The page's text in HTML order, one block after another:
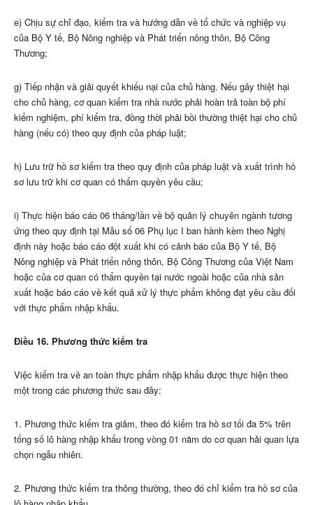
e) Chịu sự chỉ đạo, kiểm tra và hướng dẫn về tổ chức và nghiệp vụ
của Bộ Y tế, Bộ Nông nghiệp và Phát triển nông thôn, Bộ Công
Thương;
g) Tiếp nhận và giải quyết khiếu nại của chủ hàng. Nếu gây thiệt hại
cho chủ hàng, cơ quan kiểm tra nhà nước phải hoàn trả toàn bộ phí
kiểm nghiệm, phí kiểm tra, đồng thời phải bồi thường thiệt hại cho chủ
hàng (nếu có) theo quy định của pháp luật;
h) Lưu trữ hồ sơ kiểm tra theo quy định của pháp luật và xuất trình hồ
sơ lưu trữ khi cơ quan có thẩm quyền yêu cầu;
i) Thực hiện báo cáo 06 tháng/lần về bộ quản lý chuyên ngành tương
ứng theo quy định tại Mẫu số 06 Phụ lục I ban hành kèm theo Nghị
định này hoặc báo cáo đột xuất khi có cảnh báo của Bộ Y tế, Bộ
Nông nghiệp và Phát triển nông thôn, Bộ Công Thương của Việt Nam
hoặc của cơ quan có thẩm quyền tại nước ngoài hoặc của nhà sản
xuất hoặc báo cáo về kết quả xử lý thực phẩm không đạt yêu cầu đối
với thực phẩm nhập khẩu.
Điều 16. Phương thức kiểm tra
Việc kiểm tra về an toàn thực phẩm nhập khẩu được thực hiện theo
một trong các phương thức sau đây:
1. Phương thức kiểm tra giảm, theo đó kiểm tra hồ sơ tối đa 5% trên
tổng số lô hàng nhập khẩu trong vòng 01 năm do cơ quan hải quan lựa
chọn ngẫu nhiên.
2. Phương thức kiểm tra thông thường, theo đó chỉ kiểm tra hồ sơ của